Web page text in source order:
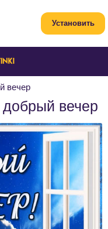
вечер
добрый вечер
Установить